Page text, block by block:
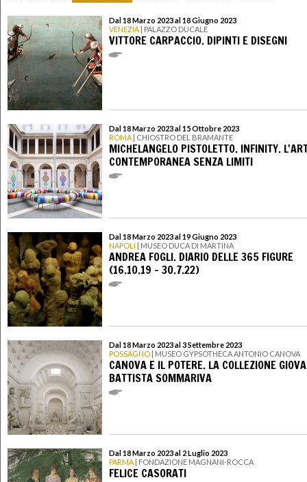
Dal 18 Marzo 2023 al 18 Giugno 2023
VENEZIA | PALAZZO DUCALE
VITTORE CARPACCIO. DIPINTI E DISEGNI
Dal 18 Marzo 2023 al 15 Ottobre 2023
ROMA | CHIOSTRO DEL BRAMANTE
MICHELANGELO PISTOLETTO. INFINITY.
CONTEMPORANEA SENZA LIMITI
Dal 18 Marzo 2023 al 19 Giugno 2023
NAPOLI | MUSEO DUCA DI MARTINA
ANDREA FOGLI. DIARIO DELLE 365 FIGURE
(16.10.19 – 30.7.22)
Dal 18 Marzo 2023 al 3 Settembre 2023
POSSAGNO | MUSEO GYPSOTHECA ANTONIO CANOVA
CANOVA E IL POTERE. LA COLLEZIONE
BATTISTA SOMMARIVA
Dal 18 Marzo 2023 al 2 Luglio 2023
PARMA | FONDAZIONE MAGNANI-ROCCA
FELICE CASORATI